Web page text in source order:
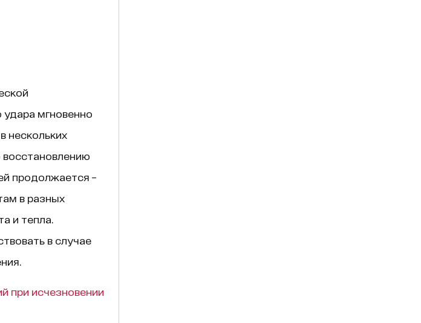
мгновенно
нескольких
продолжается –
в разных
и тепла.
в случае
при исчезновении